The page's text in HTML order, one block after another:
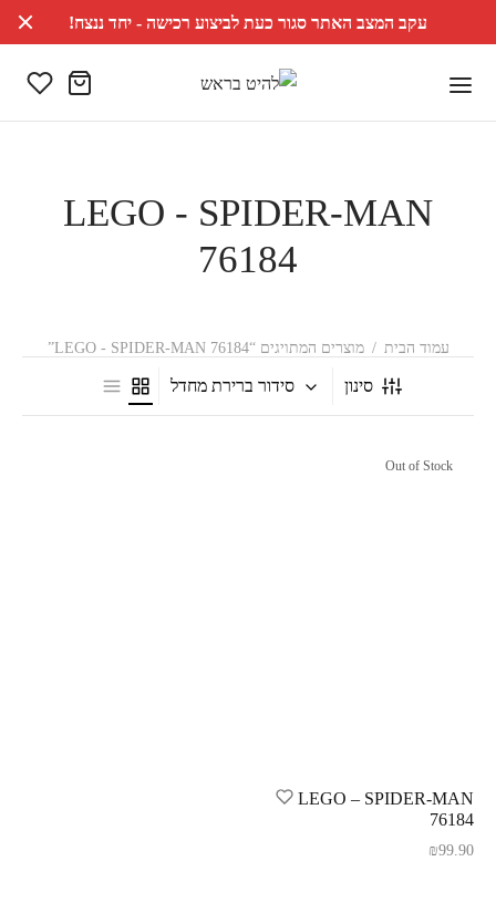
עקב המצב האתר סגור כעת לביצוע רכישה - יחד ננצח!
LEGO - SPIDER-MAN
76184
עמוד הבית / מוצרים המתויגים “LEGO - SPIDER-MAN 76184”
סינון סידור ברירת מחדל
Out of Stock
LEGO – SPIDER-MAN
76184
₪99.90